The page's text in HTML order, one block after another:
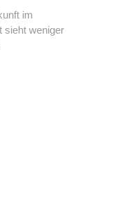
im
sieht weniger